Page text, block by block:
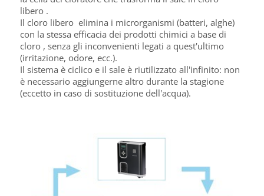
libero .
Il cloro libero elimina i microrganismi (batteri, alghe)
con la stessa efficacia dei prodotti chimici a base di
cloro , senza gli inconvenienti legati a quest'ultimo
(irritazione, odore, ecc.).
Il sistema è ciclico e il sale è riutilizzato all'infinito: non
è necessario aggiungerne altro durante la stagione
(eccetto in caso di sostituzione dell'acqua).